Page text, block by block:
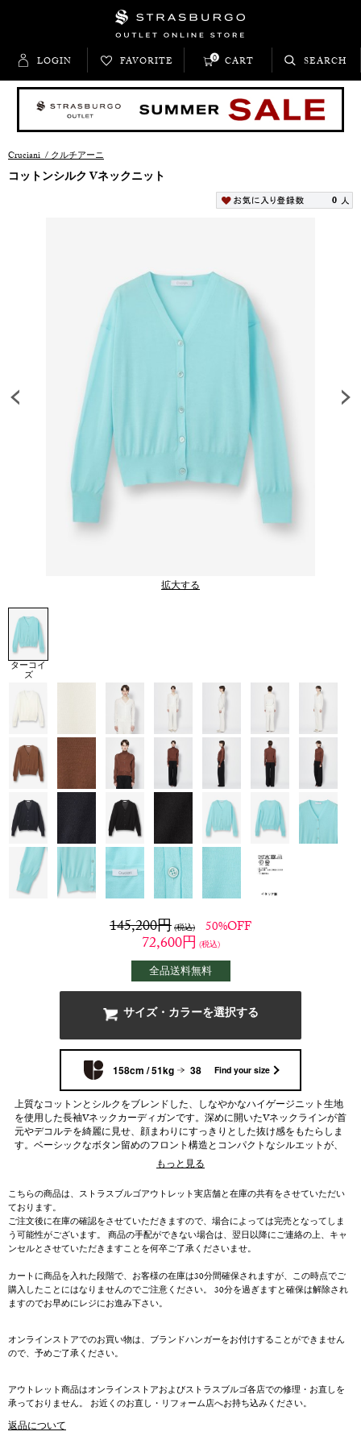
LOGIN FAVORITE CART
0 SEARCH
Cruciani/クルチアーニ
コットンシルク Vネックニット
0
拡大する
ターコイ
ズ
145,200円(税込) 50%OFF
72,600円 (税込)
全品送料無料
サイズ・カラーを選択する
158cm / 51kg 38 Find your size
上質なコットンとシルクをブレンドした、しなやかなハイゲージニット生地
を使用した長袖Vネックカーディガンです。深めに開いたVネックラインが首
元やデコルテを綺麗に見せ、顔まわりにすっきりとした抜け感をもたらしま
す。ベーシックなボタン留めのフロント構造とコンパクトなシルエットが、
落ち着いた品格を添えるデザインです。袖口と裾の繊細なリブ切り替えが全
ん、フロントのボタンを留めてプルオーバーのような着こなしも楽しめま
す。
もっと見る
こちらの商品は、ストラスブルゴアウトレット実店舗と在庫の共有をさせていただい
ております。
ご注文後に在庫の確認をさせていただきますので、場合によっては完売となってしま
う可能性がございます。 商品の手配ができない場合は、翌日以降にご連絡の上、キャ
ンセルとさせていただきますことを何卒ご了承くださいませ。
カートに商品を入れた段階で、お客様の在庫は30分間確保されますが、この時点でご
購入したことにはなりませんのでご注意ください。 30分を過ぎますと確保は解除され
ますのでお早めにレジにお進み下さい。
オンラインストアでのお買い物は、ブランドハンガーをお付けすることができません
ので、予めご了承ください。
アウトレット商品はオンラインストアおよびストラスブルゴ各店での修理・お直しを
承っておりません。 お近くのお直し・リフォーム店へお持ち込みください。
返品について